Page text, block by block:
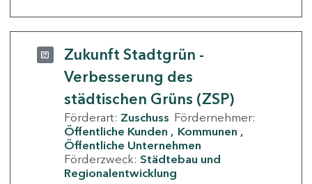
Zukunft Stadtgrün -
Verbesserung des
städtischen Grüns (ZSP)
Förderart: Zuschuss Fördernehmer:
Öffentliche Kunden
Kommunen
Öffentliche Unternehmen
Förderzweck: Städtebau und
Regionalentwicklung